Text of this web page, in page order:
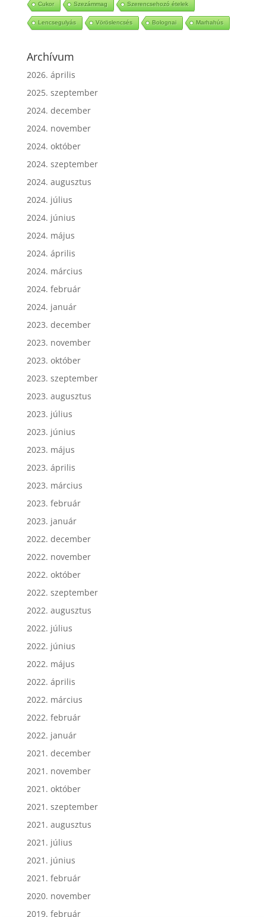
Cukor Szezámmag Szerencsehozó ételek
Lencsegulyás Vöröslencsés Bolognai Marhahús
Archívum
2026. április
2025. szeptember
2024. december
2024. november
2024. október
2024. szeptember
2024. augusztus
2024. július
2024. június
2024. május
2024. április
2024. március
2024. február
2024. január
2023. december
2023. november
2023. október
2023. szeptember
2023. augusztus
2023. július
2023. június
2023. május
2023. április
2023. március
2023. február
2023. január
2022. december
2022. november
2022. október
2022. szeptember
2022. augusztus
2022. július
2022. június
2022. május
2022. április
2022. március
2022. február
2022. január
2021. december
2021. november
2021. október
2021. szeptember
2021. augusztus
2021. július
2021. június
2021. február
2020. november
2019. február